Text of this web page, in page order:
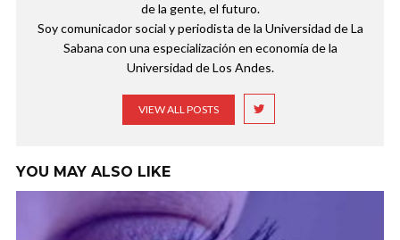
de la gente, el futuro.
Soy comunicador social y periodista de la Universidad de La
Sabana con una especialización en economía de la
Universidad de Los Andes.
VIEW ALL POSTS
YOU MAY ALSO LIKE